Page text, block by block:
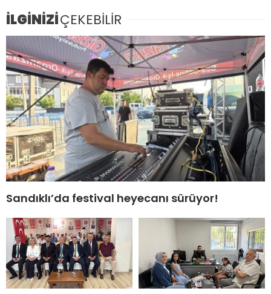
İLGİNİZİÇEKEBİLİR
Sandıklı’da festival heyecanı sürüyor!